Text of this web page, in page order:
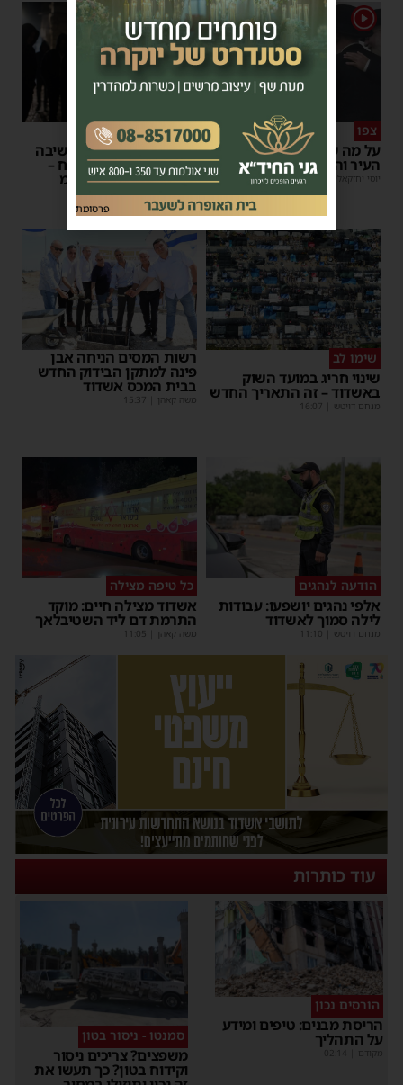
1
צפו
על מה שוחחו מ"מ ראש
העיר והחיד"א אברג׳ל?
יוסי יחזקאלי 23:37
פירות ההסתה
אימה באשדוד: בחור ישיבה
בן 13 נשדד באיומי רצח –
המשטרה הקימה צח”מ
מנחם דויטש |
22:32
שימו לב
שינוי חריג במועד השוק
באשדוד – זה התאריך החדש
מנחם דויטש 16:07
רשות המסים הניחה אבן
פינה למתקן הבידוק החדש
בבית המכס אשדוד
משה קאהן 15:37
הודעה לנהגים
אלפי נהגים יושפעו: עבודות
לילה סמוך לאשדוד
מנחם דויטש 11:10
כל טיפה מצילה
אשדוד מצילה חיים: מוקד
התרמת דם ליד השטיבלאך
משה קאהן 11:05
עוד כותרות
הורסים נכון
הריסת מבנים: טיפים ומידע
על התהליך
מקודם
סמנטו - ניסור בטון
משפצים? צריכים ניסור
וקידוח בטון? כך תעשו את
פרסומת